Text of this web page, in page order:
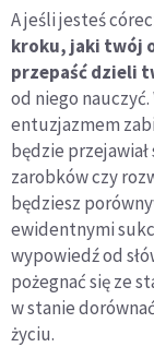
A jeśli jesteś
kroku, jaki twój
przepaść dzieli
od niego
entuzjazmem
będzie
zarobków czy
będziesz
ewidentnymi
wypowiedź od
pożegnać się ze
w stanie
życiu.